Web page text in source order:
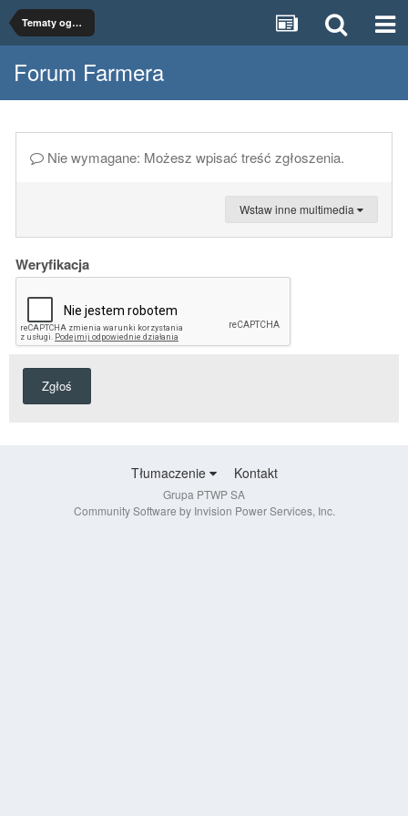
Tematy ogólne
Forum Farmera
Nie wymagane: Możesz wpisać treść zgłoszenia.
Wstaw inne multimedia
Weryfikacja
Zgłoś
Tłumaczenie Kontakt
Grupa PTWP SA
Community Software by Invision Power Services, Inc.